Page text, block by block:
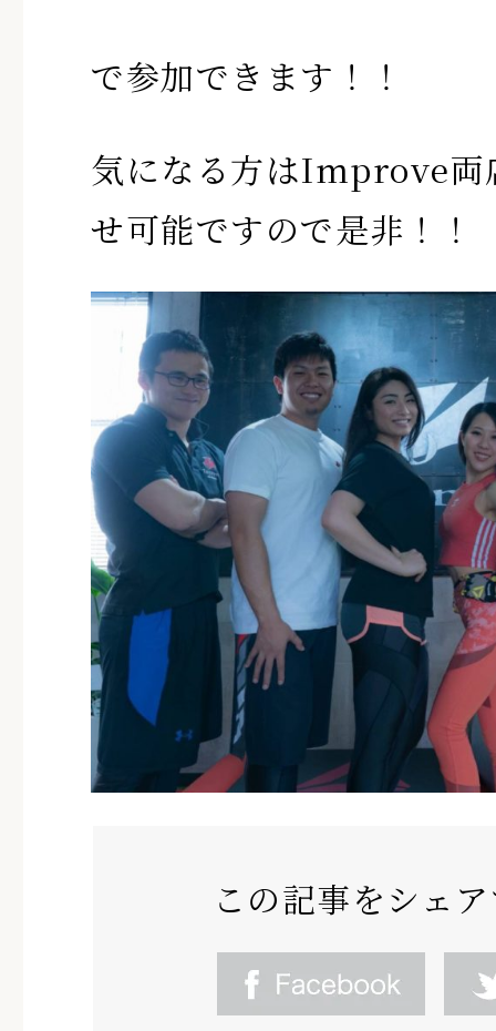
で参加できます！！
気になる方はImprove両
せ可能ですので是非！！
この記事をシェ